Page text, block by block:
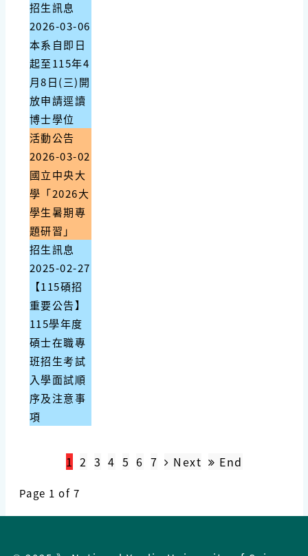
招生訊息
2026-03-06
本系自即日
起至115年4
月8日(三)開
放申請逕讀
博士學位
活動公告
2026-03-02
國立中央大
學「2026大
學生暑期專
題研習」
招生訊息
2025-02-27
【115碩招
重要公告】
115學年度
碩士在職專
班招生考試
入學面試順
序及注意事
項
1 2 3 4 5 6 7 Next End
Page 1 of 7